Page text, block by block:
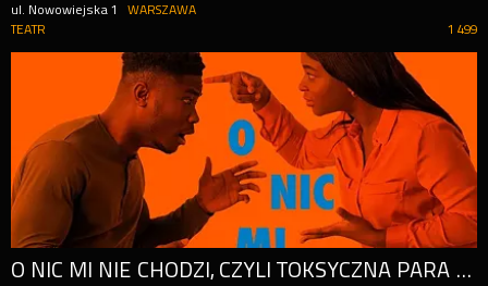
ul. Nowowiejska 1
WARSZAWA
1 499
TEATR
O NIC MI NIE CHODZI, CZYLI TOKSYCZNA PARA NA CO DZIEŃ